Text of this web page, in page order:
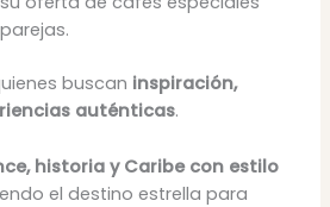
buscan inspiración,
auténticas.
historia y Caribe con estilo
el destino estrella para